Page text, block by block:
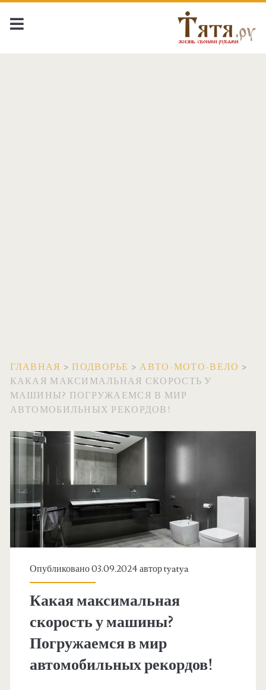
ГЛАВНАЯ >ПОДВОРЬЕ >АВТО-МОТО-ВЕЛО >
КАКАЯ МАКСИМАЛЬНАЯ СКОРОСТЬ У
МАШИНЫ? ПОГРУЖАЕМСЯ В МИР
АВТОМОБИЛЬНЫХ РЕКОРДОВ!
Опубликовано 03.09.2024 авторtyatya
Какая максимальная
скорость у машины?
Погружаемся в мир
автомобильных рекордов!